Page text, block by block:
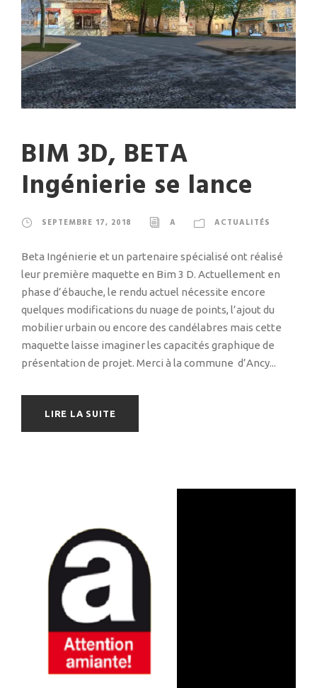
BIM 3D, BETA
Ingénierie se lance
SEPTEMBRE 17, 2018 A ACTUALITÉS
Beta Ingénierie et un partenaire spécialisé ont réalisé
leur première maquette en Bim 3 D. Actuellement en
phase d’ébauche, le rendu actuel nécessite encore
quelques modifications du nuage de points, l’ajout du
mobilier urbain ou encore des candélabres mais cette
maquette laisse imaginer les capacités graphique de
présentation de projet. Merci à la commune d’Ancy...
LIRE LA SUITE